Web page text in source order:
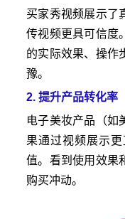
买家秀视频展示了
传视频更具可信度
的实际效果、操作
豫。
2. 提升产品转化率
电子美妆产品（如
果通过视频展示
值。看到使用效果
购买冲动。